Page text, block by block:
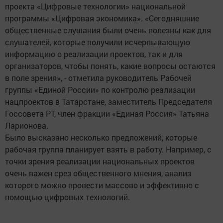
проекта «Цифровые технологии» национальной
программы «Цифровая экономика». «Сегодняшние
общественные слушания были очень полезны как для
слушателей, которые получили исчерпывающую
информацию о реализации проектов, так и для
организаторов, чтобы понять, какие вопросы остаются
в поле зрения», - отметила руководитель Рабочей
группы «Единой России» по контролю реализации
нацпроектов в Татарстане, заместитель Председателя
Госсовета РТ, член фракции «Единая Россия» Татьяна
Ларионова.
Было высказано несколько предложений, которые
рабочая группа планирует взять в работу. Например, с
точки зрения реализации национальных проектов
очень важен срез общественного мнения, анализ
которого можно провести массово и эффективно с
помощью цифровых технологий.